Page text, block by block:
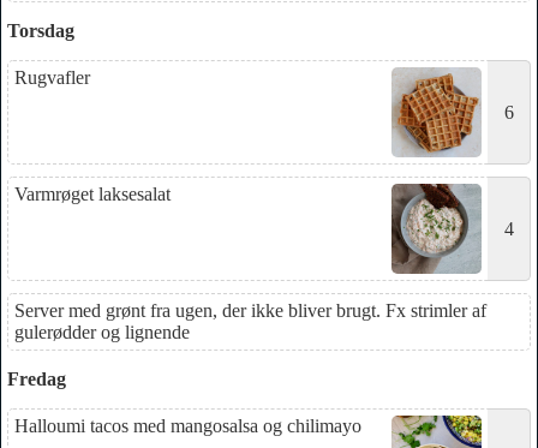
Torsdag
Rugvafler
6
Varmrøget laksesalat
4
Server med grønt fra ugen, der ikke bliver brugt. Fx strimler af
gulerødder og lignende
Fredag
Halloumi tacos med mangosalsa og chilimayo